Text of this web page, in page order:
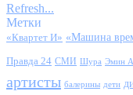
Refresh...
Метки
«Квартет И» «Машина
Правда 24 СМИ Шура Эмин
артисты балерины дети